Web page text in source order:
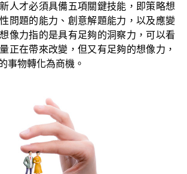
人才必須具備五項關鍵技能，即策略想
問題的能力、創意解題能力，以及應變
像力指的是具有足夠的洞察力，可以看
正在帶來改變，但又有足夠的想像力，
事物轉化為商機。